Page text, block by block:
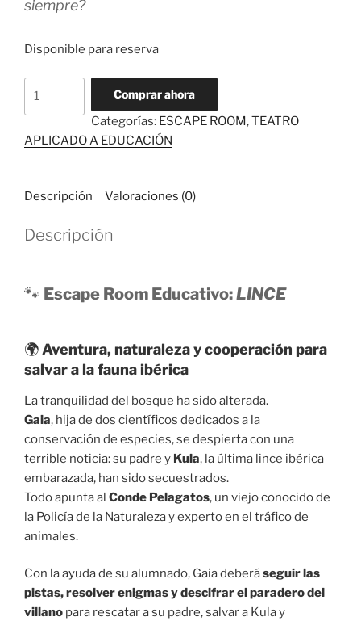
siempre?
Disponible para reserva
Comprar ahora
Categorías: ESCAPE ROOM,TEATRO
APLICADO A EDUCACIÓN
Descripción Valoraciones (0)
Descripción
🐾 Escape Room Educativo:LINCE
🌍Aventura, naturaleza y cooperación para
salvar a la fauna ibérica
La tranquilidad del bosque ha sido alterada.
Gaia, hija de dos científicos dedicados a la
conservación de especies, se despierta con una
terrible noticia: su padre y Kula, la última lince ibérica
embarazada, han sido secuestrados.
Todo apunta al Conde Pelagatos, un viejo conocido de
la Policía de la Naturaleza y experto en el tráfico de
animales.
Con la ayuda de su alumnado, Gaia deberáseguir las
pistas, resolver enigmas y descifrar el paradero del
villano para rescatar a su padre, salvar a Kula y